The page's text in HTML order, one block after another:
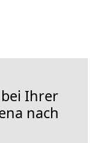
Ihrer
nach